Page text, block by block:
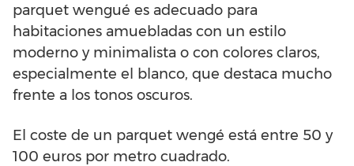
parquet wengué es adecuado para
habitaciones amuebladas con un estilo
moderno y minimalista o con colores claros,
especialmente el blanco, que destaca mucho
frente a los tonos oscuros.
El coste de un parquet wengé está entre 50 y
100 euros por metro cuadrado.